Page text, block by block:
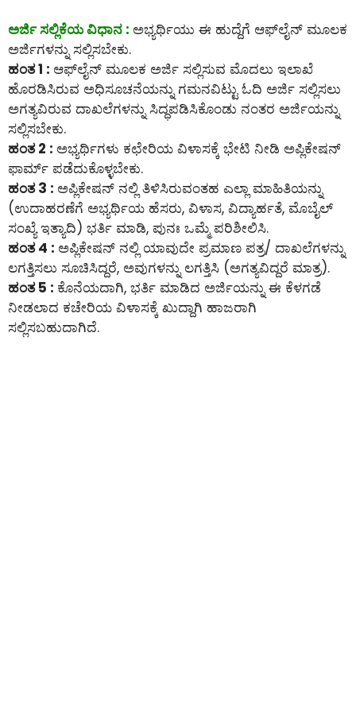
ಅರ್ಜಿ ಸಲ್ಲಿಕೆಯ ವಿಧಾನ : ಅಭ್ಯರ್ಥಿಯು ಈ ಹುದ್ದೆಗೆ ಆಫ್‌ಲೈನ್‌ ಮೂಲಕ
ಅರ್ಜಿಗಳನ್ನು ಸಲ್ಲಿಸಬೇಕು.
ಹಂತ 1 : ಆಫ್‌ಲೈನ್‌ ಮೂಲಕ ಅರ್ಜಿ ಸಲ್ಲಿಸುವ ಮೊದಲು ಇಲಾಖೆ
ಹೊರಡಿಸಿರುವ ಅಧಿಸೂಚನೆಯನ್ನು ಗಮನವಿಟ್ಟು ಓದಿ ಅರ್ಜಿ ಸಲ್ಲಿಸಲು
ಅಗತ್ಯವಿರುವ ದಾಖಲೆಗಳನ್ನು ಸಿದ್ಧಪಡಿಸಿಕೊಂಡು ನಂತರ ಅರ್ಜಿಯನ್ನು
ಸಲ್ಲಿಸಬೇಕು.
ಹಂತ 2 : ಅಭ್ಯರ್ಥಿಗಳು ಕಛೇರಿಯ ವಿಳಾಸಕ್ಕೆ ಭೇಟಿ ನೀಡಿ ಅಪ್ಲಿಕೇಷನ್
ಫಾರ್ಮ್ ಪಡೆದುಕೊಳ್ಳಬೇಕು.
ಹಂತ 3 : ಅಪ್ಲಿಕೇಷನ್ ನಲ್ಲಿ ತಿಳಿಸಿರುವಂತಹ ಎಲ್ಲಾ ಮಾಹಿತಿಯನ್ನು
(ಉದಾಹರಣೆಗೆ ಅಭ್ಯರ್ಥಿಯ ಹೆಸರು, ವಿಳಾಸ, ವಿದ್ಯಾರ್ಹತೆ, ಮೊಬೈಲ್
ಸಂಖ್ಯೆ ಇತ್ಯಾದಿ) ಭರ್ತಿ ಮಾಡಿ, ಪುನಃ ಒಮ್ಮೆ ಪರಿಶೀಲಿಸಿ.
ಹಂತ 4 : ಅಪ್ಲಿಕೇಷನ್ ನಲ್ಲಿ ಯಾವುದೇ ಪ್ರಮಾಣ ಪತ್ರ/ ದಾಖಲೆಗಳನ್ನು
ಲಗತ್ತಿಸಲು ಸೂಚಿಸಿದ್ದರೆ, ಅವುಗಳನ್ನು ಲಗತ್ತಿಸಿ (ಅಗತ್ಯವಿದ್ದರೆ ಮಾತ್ರ).
ಹಂತ 5 : ಕೊನೆಯದಾಗಿ, ಭರ್ತಿ ಮಾಡಿದ ಅರ್ಜಿಯನ್ನು ಈ ಕೆಳಗಡೆ
ನೀಡಲಾದ ಕಚೇರಿಯ ವಿಳಾಸಕ್ಕೆ ಖುದ್ದಾಗಿ ಹಾಜರಾಗಿ
ಸಲ್ಲಿಸಬಹುದಾಗಿದೆ.